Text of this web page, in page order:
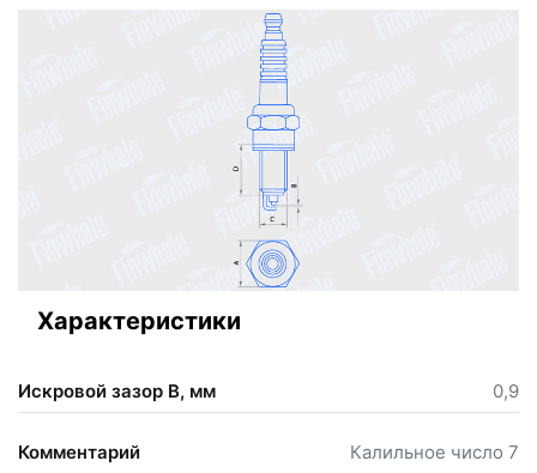
Характеристики
Искровой зазор В, мм 0,9
Комментарий Калильное число 7